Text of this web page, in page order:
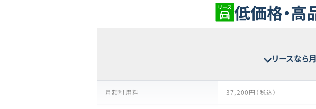
低価格・
リースなら
月額利用料 37,200円（税込）